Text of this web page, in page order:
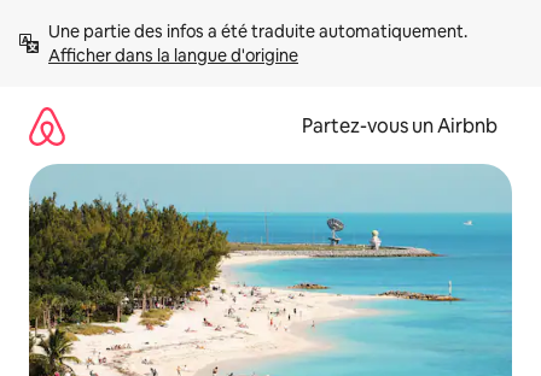
directement
Afficher dans la langue d'origine
Partez-vous un Airbnb